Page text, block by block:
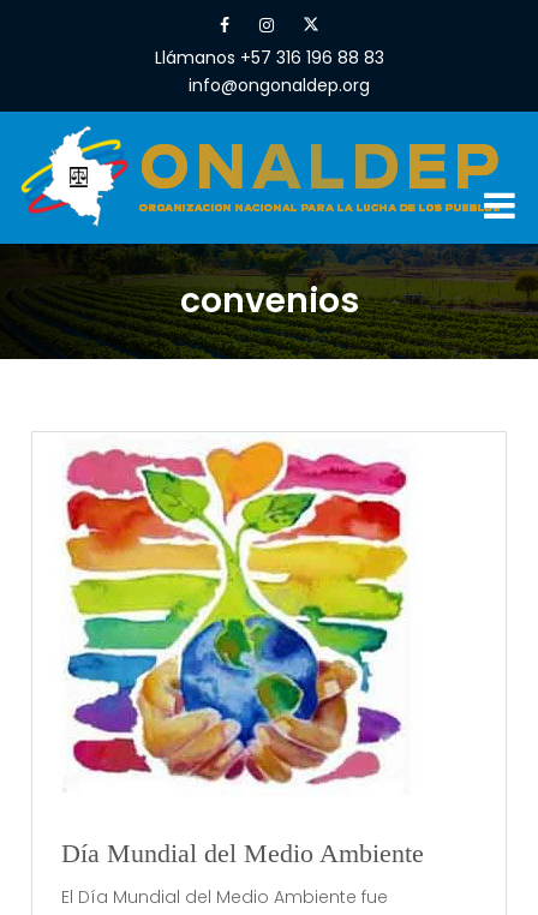
Llámanos +57 316 196 88 83
info@ongonaldep.org
convenios
Día Mundial del Medio Ambiente
El Día Mundial del Medio Ambiente fue